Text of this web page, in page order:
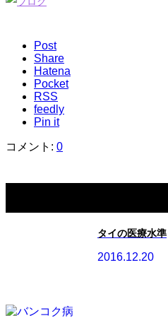
Post
Share
Hatena
Pocket
RSS
feedly
Pin it
コメント: 0
タイの医療水準
2016.12.20